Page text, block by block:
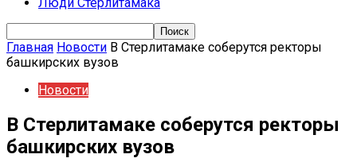
Главная Новости В Стерлитамаке соберутся ректоры
башкирских вузов
Новости
В Стерлитамаке соберутся ректоры
башкирских вузов